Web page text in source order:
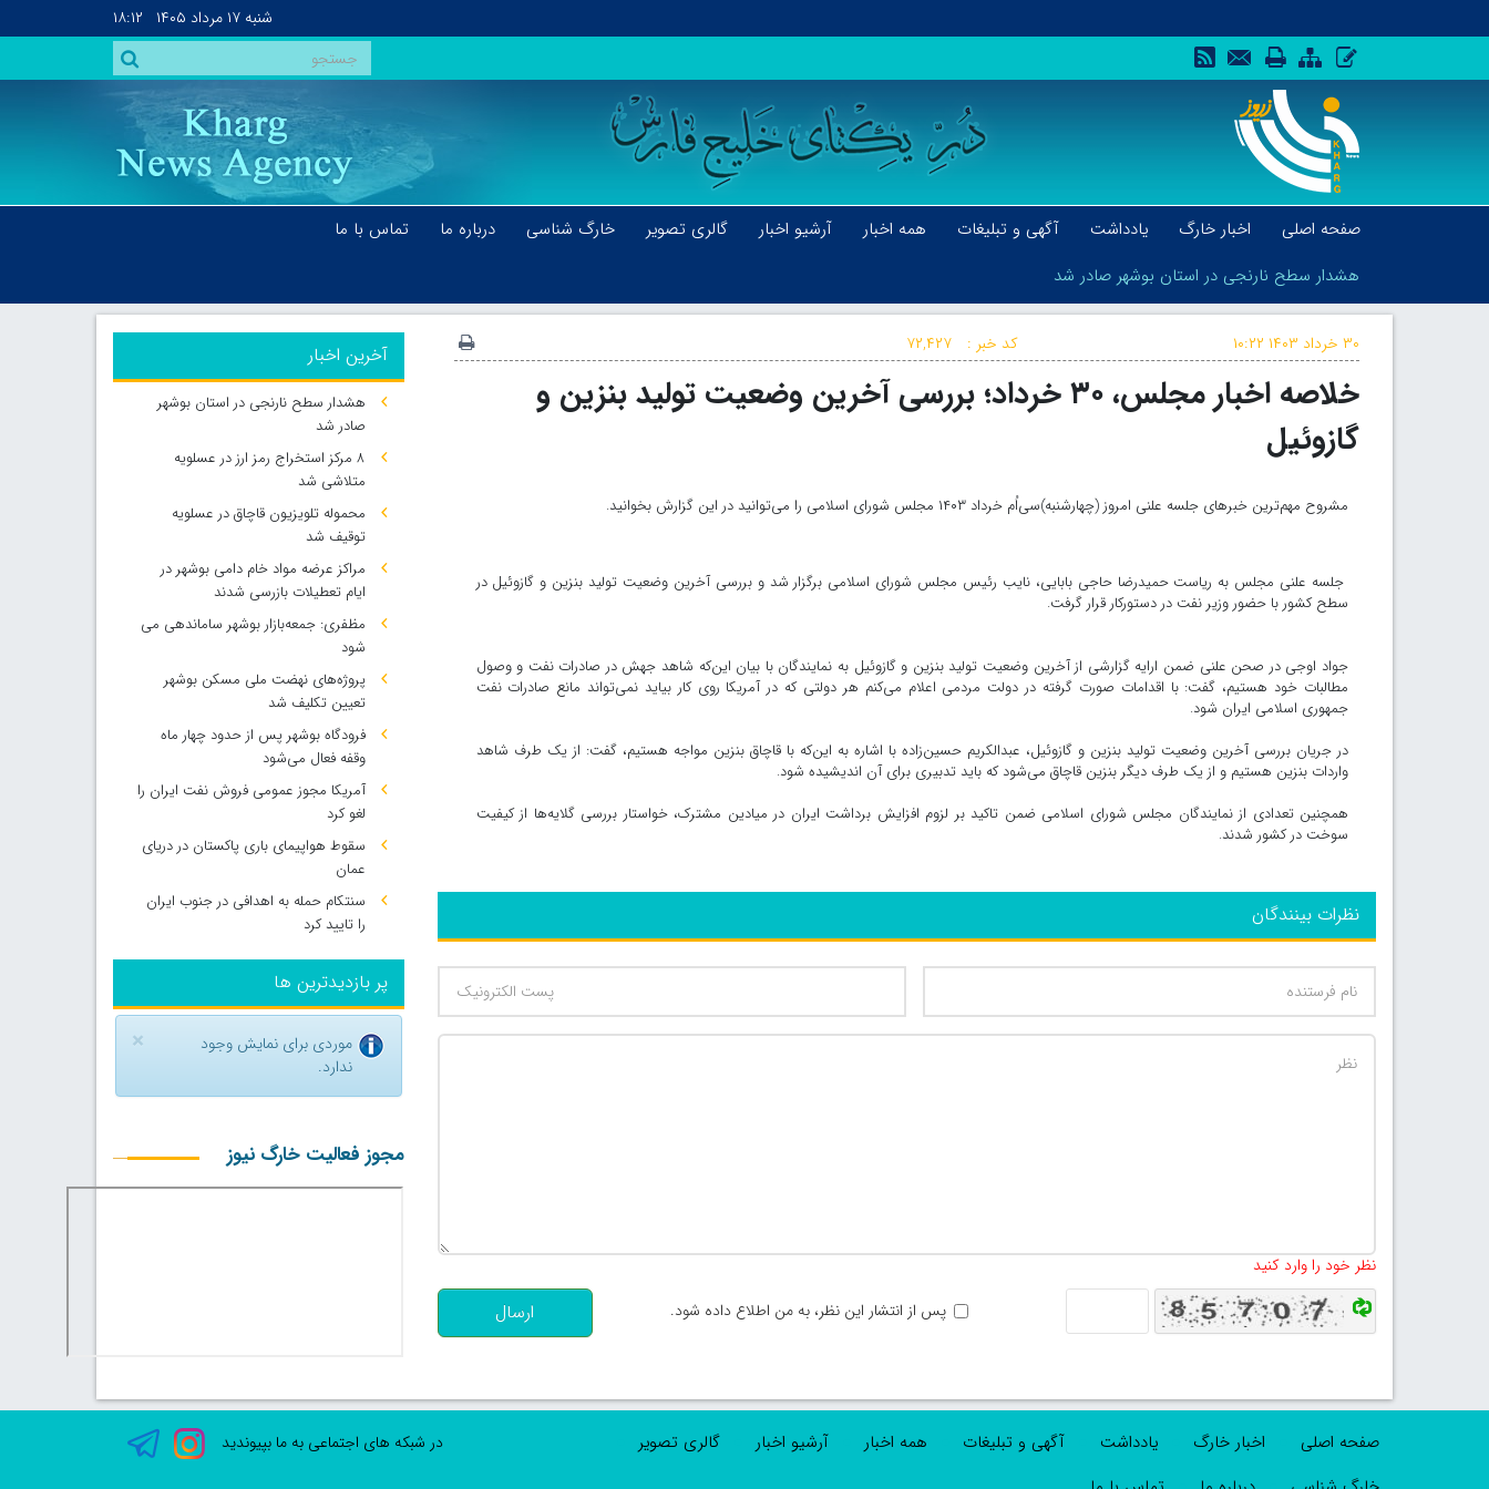
شنبه ۱۷ مرداد ۱۴۰۵ ۱۸:۱۲
صفحه اصلی اخبار خارگ یادداشت آگهی و تبلیغات همه اخبار آرشیو اخبار گالری تصویر خارگ شناسی درباره ما
تماس با ما
هشدار سطح نارنجی در استان بوشهر صادر شد
هشدار سطح نارنجی در استان بوشهر صادر شد
کد خبر : ۷۲,۴۲۷ ۳۰ خرداد ۱۴۰۳ ۱۰:۲۲
خلاصه اخبار مجلس، ۳۰ خرداد؛ بررسی آخرین وضعیت تولید بنزین و
گازوئیل
مشروح مهم‌ترین خبرهای جلسه علنی امروز (چهارشنبه)سی‌اُم خرداد ۱۴۰۳ مجلس شورای اسلامی را می‌توانید در این گزارش بخوانید.
جلسه علنی مجلس به ریاست حمیدرضا حاجی بابایی، نایب رئیس مجلس شورای اسلامی برگزار شد و بررسی آخرین وضعیت تولید بنزین و گازوئیل در
سطح کشور با حضور وزیر نفت در دستورکار قرار گرفت.
جواد اوجی در صحن علنی ضمن ارایه گزارشی از آخرین وضعیت تولید بنزین و گازوئیل به نمایندگان با بیان این‌که شاهد جهش در صادرات نفت و وصول
مطالبات خود هستیم، گفت: با اقدامات صورت گرفته در دولت مردمی اعلام می‌کنم هر دولتی که در آمریکا روی کار بیاید نمی‌تواند مانع صادرات نفت
جمهوری اسلامی ایران شود.
در جریان بررسی آخرین وضعیت تولید بنزین و گازوئیل، عبدالکریم حسین‌زاده با اشاره به این‌که با قاچاق بنزین مواجه هستیم، گفت: از یک طرف شاهد
واردات بنزین هستیم و از یک طرف دیگر بنزین قاچاق می‌شود که باید تدبیری برای آن اندیشیده شود.
همچنین تعدادی از نمایندگان مجلس شورای اسلامی ضمن تاکید بر لزوم افزایش برداشت ایران در میادین مشترک، خواستار بررسی گلایه‌ها از کیفیت
سوخت در کشور شدند.
نظرات بینندگان
نظر خود را وارد کنید
پس از انتشار این نظر، به من اطلاع داده شود.
ارسال
آخرین اخبار
هشدار سطح نارنجی در استان بوشهر
صادر شد
۸ مرکز استخراج رمز ارز در عسلویه
متلاشی شد
محموله تلویزیون قاچاق در عسلویه
توقیف شد
مراکز عرضه مواد خام دامی بوشهر در
ایام تعطیلات بازرسی شدند
مظفری: جمعه‌بازار بوشهر ساماندهی می‌
شود
پروژه‌های نهضت ملی مسکن بوشهر
تعیین تکلیف شد
فرودگاه بوشهر پس از حدود چهار ماه
وقفه فعال می‌شود
آمریکا مجوز عمومی فروش نفت ایران را
لغو کرد
سقوط هواپیمای باری پاکستان در دریای
عمان
سنتکام حمله به اهدافی در جنوب ایران
را تایید کرد
پر بازدیدترین ها
×
موردی برای نمایش وجود
ندارد.
مجوز فعالیت خارگ نیوز
صفحه اصلی اخبار خارگ یادداشت آگهی و تبلیغات همه اخبار آرشیو اخبار
گالری تصویر
در شبکه های اجتماعی به ما بپیوندید